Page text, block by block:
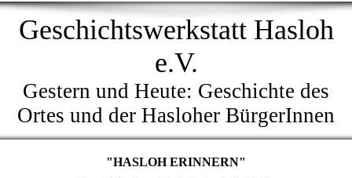
Geschichtswerkstatt Hasloh
e.V.
Gestern und Heute: Geschichte des
Ortes und der Hasloher BürgerInnen
"HASLOH ERINNERN"